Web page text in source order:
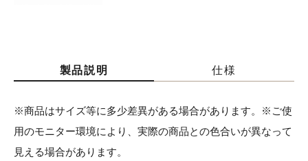
製品説明 仕様
※商品はサイズ等に多少差異がある場合があります。※ご使
用のモニター環境により、実際の商品との色合いが異なって
見える場合があります。